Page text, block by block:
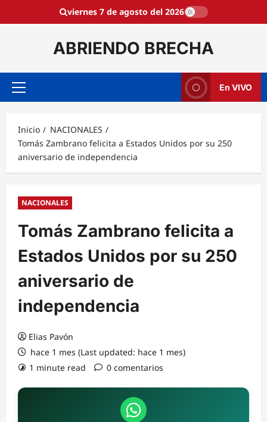
viernes 7 de agosto del 2026
ABRIENDO BRECHA
Menú
En VIVO
Inicio
NACIONALES
Tomás Zambrano felicita a Estados Unidos por su 250
aniversario de independencia
NACIONALES
Tomás Zambrano felicita a
Estados Unidos por su 250
aniversario de
independencia
Elias Pavón
hace 1 mes (Last updated: hace 1 mes)
1 minute read
0 comentarios